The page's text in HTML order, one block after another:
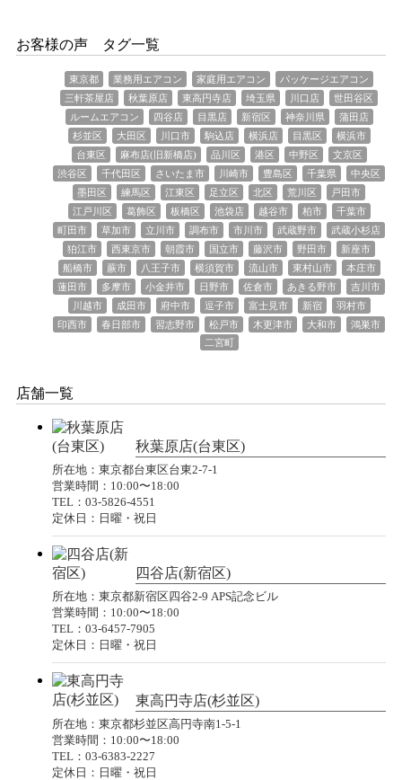
お客様の声 タグ一覧
東京都 業務用エアコン 家庭用エアコン
パッケージエアコン
三軒茶屋店
秋葉原店 東高円寺店 埼玉県 川口店
世田谷区
ルームエアコン
四谷店 目黒店 新宿区 神奈川県
蒲田店
杉並区
大田区 川口市 駒込店 横浜店 目黒区
横浜市
台東区
麻布店(旧新橋店) 品川区 港区 中野区
文京区
渋谷区
千代田区 さいたま市 川崎市 豊島区 千葉県
中央区
墨田区
練馬区 江東区 足立区 北区 荒川区
戸田市
江戸川区
葛飾区 板橋区 池袋店 越谷市 柏市
千葉市
町田市
草加市 立川市 調布市 市川市 武蔵野市
武蔵小杉店
狛江市
西東京市 朝霞市 国立市 藤沢市 野田市
新座市
船橋市
蕨市 八王子市 横須賀市 流山市 東村山市
本庄市
蓮田市
多摩市 小金井市 日野市 佐倉市 あきる野市
吉川市
川越市
成田市 府中市 逗子市 富士見市 新宿
羽村市
印西市
春日部市 習志野市 松戸市 木更津市 大和市
鴻巣市
二宮町
店舗一覧
秋葉原店(台東区)
所在地：東京都台東区台東2-7-1
営業時間：10:00〜18:00
TEL：03-5826-4551
定休日：日曜・祝日
四谷店(新宿区)
所在地：東京都新宿区四谷2-9 APS記念ビル
営業時間：10:00〜18:00
TEL：03-6457-7905
定休日：日曜・祝日
東高円寺店(杉並区)
所在地：東京都杉並区高円寺南1-5-1
営業時間：10:00〜18:00
TEL：03-6383-2227
定休日：日曜・祝日